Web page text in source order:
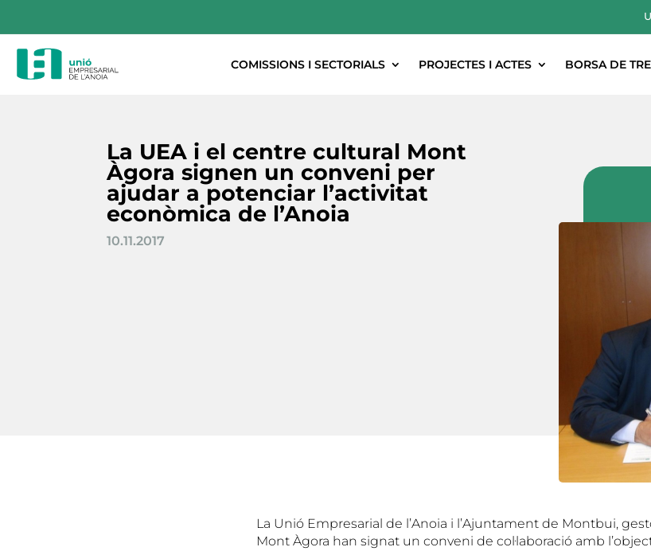
COMISSIONS I SECTORIALS PROJECTES I ACTES BORSA DE
La UEA i el centre cultural Mont
Àgora signen un conveni per
ajudar a potenciar l’activitat
econòmica de l’Anoia
10.11.2017
La Unió Empresarial de l’Anoia i l’Ajuntament de Montbui,
Mont Àgora han signat un conveni de col·laboració amb